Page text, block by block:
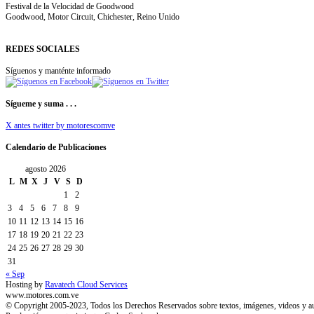
Festival de la Velocidad de Goodwood
Goodwood, Motor Circuit, Chichester, Reino Unido
REDES SOCIALES
Síguenos y manténte informado
Sígueme y suma . . .
X antes twitter by motorescomve
Calendario de Publicaciones
agosto 2026
L M X J V S
D
1
2
3
4 5 6 7 8
9
10 11 12 13 14 15 16
17 18 19 20 21 22 23
24 25 26 27 28 29 30
31
« Sep
Hosting by Ravatech Cloud Services
www.motores.com.ve
© Copyright 2005-2023, Todos los Derechos Reservados sobre textos, imágenes, videos y